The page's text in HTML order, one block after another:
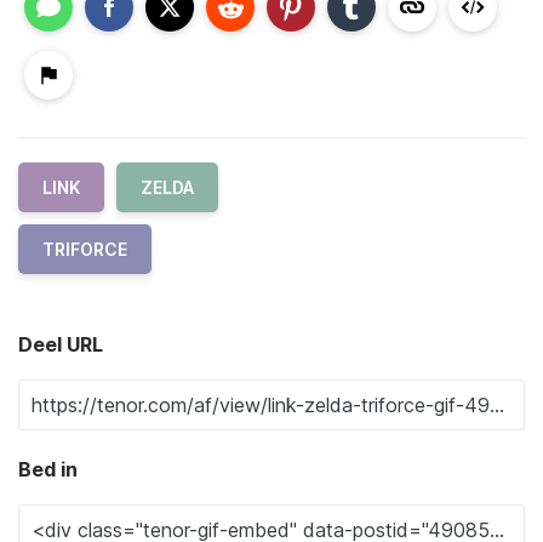
LINK ZELDA
TRIFORCE
Deel URL
Bed in